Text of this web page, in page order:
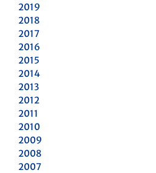
2019
2018
2017
2016
2015
2014
2013
2012
2011
2010
2009
2008
2007